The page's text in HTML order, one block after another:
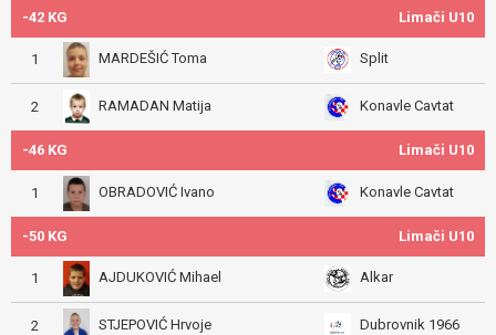
-42 KG Limači U10
1 MARDEŠIĆ Toma Split
2 RAMADAN Matija Konavle Cavtat
-46 KG Limači U10
1 OBRADOVIĆ Ivano Konavle Cavtat
-50 KG Limači U10
1 AJDUKOVIĆ Mihael Alkar
2 STJEPOVIĆ Hrvoje Dubrovnik 1966